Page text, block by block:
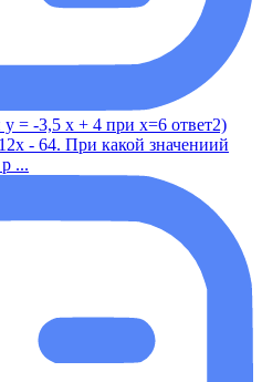
= -3,5 x + 4 при x=6 ответ2)
- 64. При какой значениий
...